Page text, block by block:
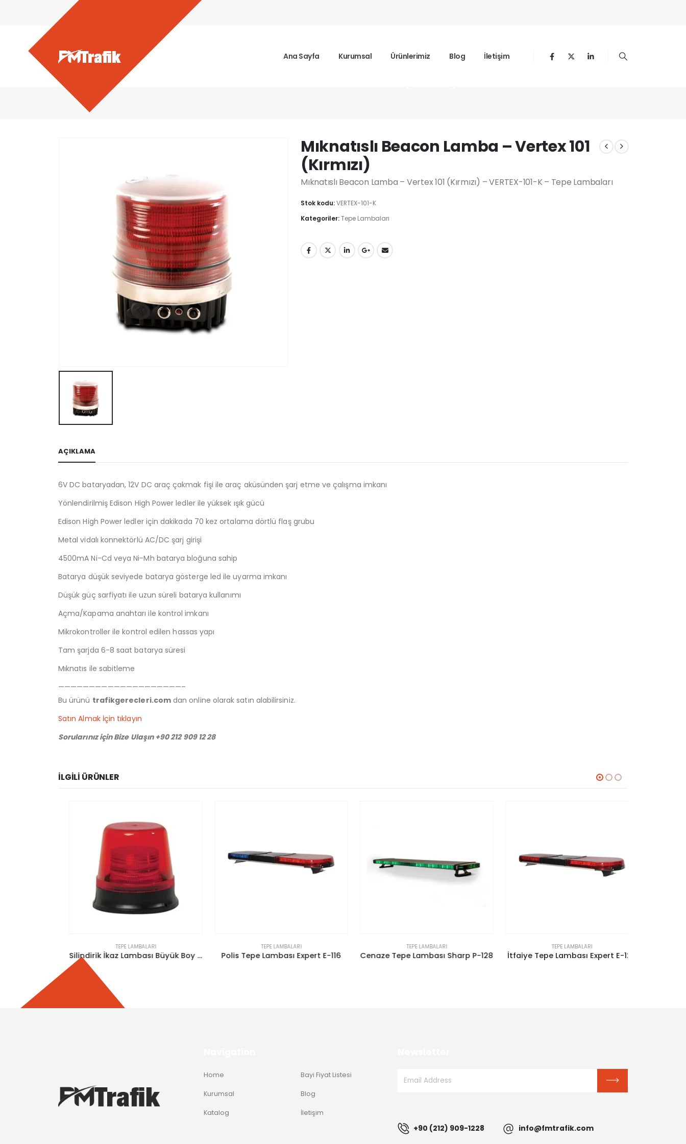
Ana Sayfa Kurumsal Ürünlerimiz Blog İletişim
Ürünlerimiz - Mıknatıslı Beacon Lamba – Vertex 101 (Kırmızı)
Mıknatıslı Beacon Lamba – Vertex 101
(Kırmızı)
Mıknatıslı Beacon Lamba – Vertex 101 (Kırmızı) – VERTEX-101-K – Tepe Lambaları
Stok kodu:VERTEX-101-K
Kategoriler:Tepe Lambaları
AÇIKLAMA
6V DC bataryadan, 12V DC araç çakmak fişi ile araç aküsünden şarj etme ve çalışma imkanı
Yönlendirilmiş Edison High Power ledler ile yüksek ışık gücü
Edison High Power ledler için dakikada 70 kez ortalama dörtlü flaş grubu
Metal vidalı konnektörlü AC/DC şarj girişi
4500mA Ni-Cd veya Ni-Mh batarya bloğuna sahip
Batarya düşük seviyede batarya gösterge led ile uyarma imkanı
Düşük güç sarfiyatı ile uzun süreli batarya kullanımı
Açma/Kapama anahtarı ile kontrol imkanı
Mikrokontroller ile kontrol edilen hassas yapı
Tam şarjda 6-8 saat batarya süresi
Mıknatıs ile sabitleme
————————————————————–
Bu ürünü trafikgerecleri.comdan online olarak satın alabilirsiniz.
Satın Almak İçin tıklayın
Sorularınız için Bize Ulaşın +90 212 909 12 28
İLGILI ÜRÜNLER
TEPE LAMBALARI
Silindirik İkaz Lambası Büyük Boy 6 Adet Power Ledli
TEPE LAMBALARI
Polis Tepe Lambası Expert E-116
TEPE LAMBALARI
Cenaze Tepe Lambası Sharp P-128
TEPE LAMBALARI
İtfaiye Tepe Lambası Expert E-126
Home
Kurumsal
Katalog
Bayi Fiyat Listesi
Blog
İletişim
+90 (212) 909-1228 info@fmtrafik.com